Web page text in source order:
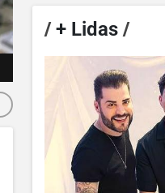
/+ Lidas /